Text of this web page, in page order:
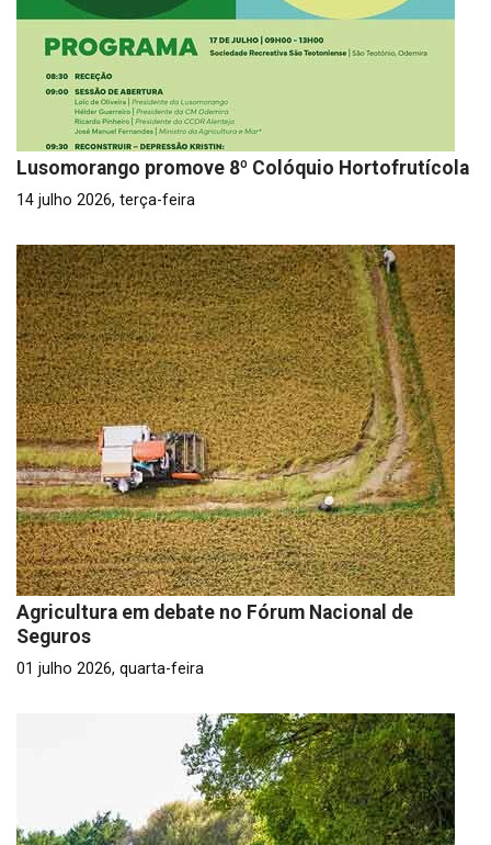
Lusomorango promove 8º Colóquio Hortofrutícola
14 julho 2026, terça-feira
Agricultura em debate no Fórum Nacional de
Seguros
01 julho 2026, quarta-feira